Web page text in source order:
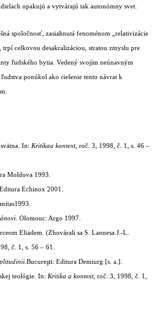
opakujú a vytvárajú tak autonómny svet.
spoločnosť, zasiahnutá fenoménom „relativizácie
trpí celkovou desakralizáciou, stratou zmyslu pre
ľudského bytia. Vedený svojím neúnavným
ponúkol ako riešenie tento návrat k
In: Kritikaa kontext, roč. 3, 1998, č. 1, s. 46 –
Moldova 1993.
Echinox 2001.
. Olomouc: Argo 1997.
Eliadem. (Zhovárali sa S. Lannesa J.-L.
č. 1, s. 56 – 61.
.Bucureşti: Editura Demiurg [s. a.].
teológie. In: Kritika a kontext, roč. 3, 1998, č. 1,